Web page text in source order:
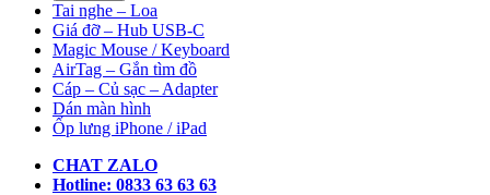
Tai nghe – Loa
Giá đỡ – Hub USB-C
Magic Mouse / Keyboard
AirTag – Gắn tìm đồ
Cáp – Củ sạc – Adapter
Dán màn hình
Ốp lưng iPhone / iPad
CHAT ZALO
Hotline: 0833 63 63 63